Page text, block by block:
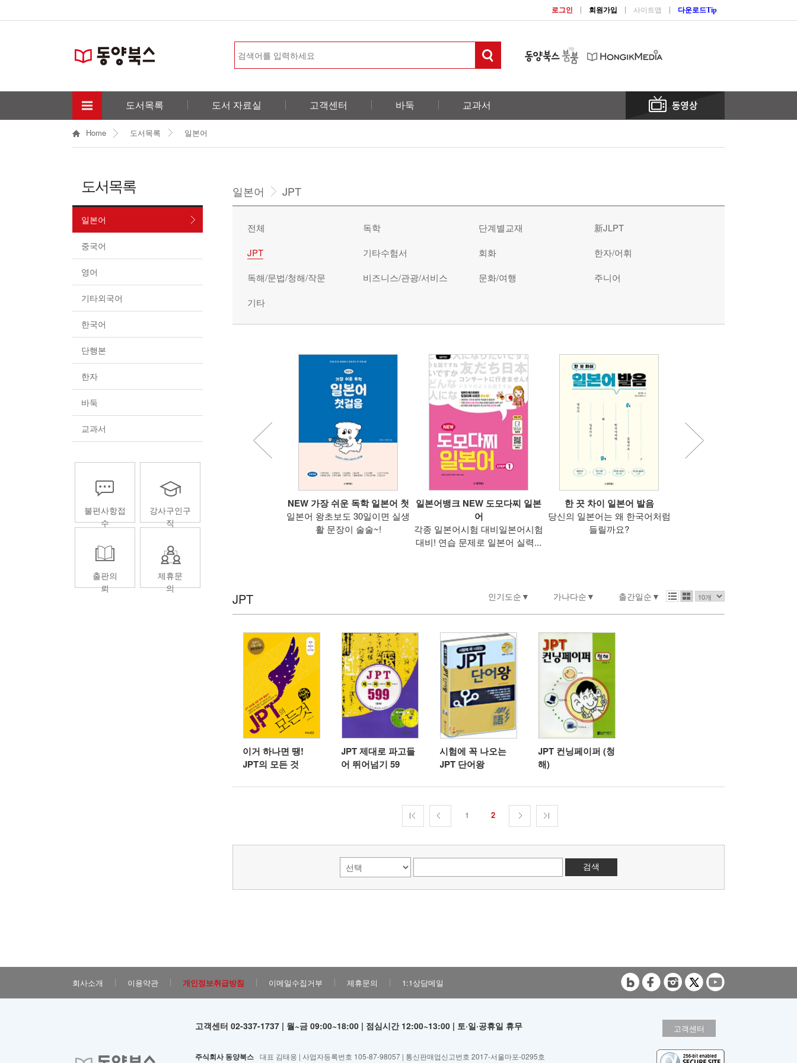
로그인 회원가입 사이트맵 다운로드Tip
도서목록 도서 자료실 고객센터 바둑 교과서
Home 도서목록 일본어
도서목록
일본어
중국어
영어
기타외국어
한국어
단행본
한자
바둑
교과서
불편사항접
수
강사구인구
직
출판의
뢰
제휴문
의
일본어 JPT
전체 독학 단계별교재
新JLPT
JPT
기타수험서 회화
한자/어휘
독해/문법/청해/작문
비즈니스/관광/서비스 문화/여행
주니어
기타
가장 최신의 일본어능력시험 종
합서
쉽게 따라 하고 쉽게 배우는 좋아
NEW 가장 쉬운 독학 일본어 첫
일본어 왕초보도 30일이면 실생
활 문장이 술술~!
일본어뱅크 NEW 도모다찌 일본
어
각종 일본어시험 대비일본어시험
대비! 연습 문제로 일본어 실력...
한 끗 차이 일본어 발음
당신의 일본어는 왜 한국어처럼
들릴까요?
JPT 인기도순 가나다순 출간일순
이거 하나면 땡!
JPT의 모든 것
JPT 제대로 파고들
어 뛰어넘기 59
시험에 꼭 나오는
JPT 단어왕
JPT 컨닝페이퍼 (청
해)
1 2
검색
회사소개 이용약관 개인정보취급방침 이메일수집거부 제휴문의 1:1상담메일
고객센터 02-337-1737 | 월~금 09:00~18:00 | 점심시간 12:00~13:00 | 토·일·공휴일 휴무
주식회사 동양북스 대표 김태웅 | 사업자등록번호 105-87-98057 | 통신판매업신고번호 2017-서울마포-0295호
고객센터